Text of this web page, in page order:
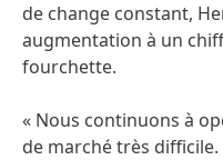
de change constant,
augmentation à un
fourchette.
« Nous continuons à
de marché très